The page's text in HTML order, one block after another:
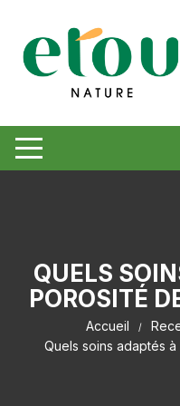
contenu
QUELS
POROSITÉ
Accueil
Quels soins adaptés